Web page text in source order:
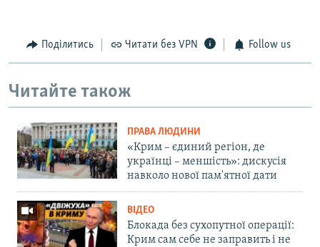
Поділитись Читати без VPN Follow us
Читайте також
ПРАВА ЛЮДИНИ
«Крим – єдиний регіон, де
українці – меншість»: дискусія
навколо нової пам'ятної дати
ВІДЕО
Блокада без сухопутної операції:
Крим сам себе не заправить і не